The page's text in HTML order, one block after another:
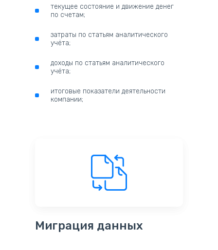
текущее состояние и движение денег
по счетам;
затраты по статьям аналитического
учёта;
доходы по статьям аналитического
учёта;
итоговые показатели деятельности
компании;
Миграция данных